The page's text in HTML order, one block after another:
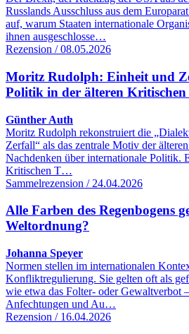
Russlands Ausschluss aus dem
auf, warum Staaten internationale
ihnen ausgeschlosse…
Rezension / 08.05.2026
Moritz Rudolph: Einheit und
Politik in der älteren Kritischen
Günther Auth
Moritz Rudolph rekonstruiert die
Zerfall“ als das zentrale Motiv der
Nachdenken über internationale Politik.
Kritischen T…
Sammelrezension / 24.04.2026
Alle Farben des Regenbogens
Weltordnung?
Johanna Speyer
Normen stellen im internationalen
Konfliktregulierung. Sie gelten oft als
wie etwa das Folter- oder Gewaltverbot
Anfechtungen und Au…
Rezension / 16.04.2026